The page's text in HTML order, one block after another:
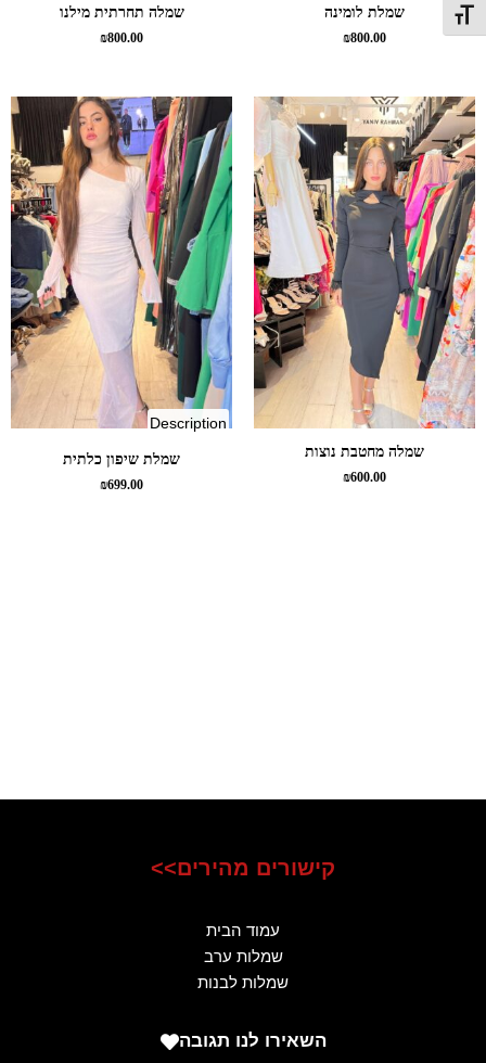
מתג גודל גופןשמלת לומינה
₪800.00
שמלה תחרתית מילנו
₪800.00
שמלה מחטבת נוצות
₪600.00
Description
of
chiffon
dress
שמלת שיפון כלתית
₪699.00
קישורים מהירים>>
עמוד הבית
שמלות ערב
שמלות לבנות
השאירו לנו תגובה